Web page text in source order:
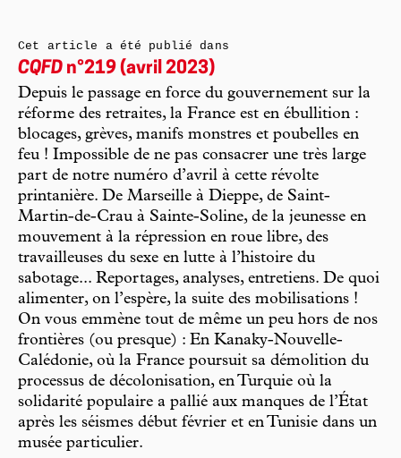
Cet article a été publié dans
CQFD n°219 (avril 2023)
Depuis le passage en force du gouvernement sur la
réforme des retraites, la France est en ébullition :
blocages, grèves, manifs monstres et poubelles en
feu ! Impossible de ne pas consacrer une très large
part de notre numéro d’avril à cette révolte
printanière. De Marseille à Dieppe, de Saint-
Martin-de-Crau à Sainte-Soline, de la jeunesse en
mouvement à la répression en roue libre, des
travailleuses du sexe en lutte à l’histoire du
sabotage... Reportages, analyses, entretiens. De quoi
alimenter, on l’espère, la suite des mobilisations !
On vous emmène tout de même un peu hors de nos
frontières (ou presque) : En Kanaky-Nouvelle-
Calédonie, où la France poursuit sa démolition du
processus de décolonisation, en Turquie où la
solidarité populaire a pallié aux manques de l’État
après les séismes début février et en Tunisie dans un
musée particulier.